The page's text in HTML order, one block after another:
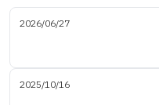
2026/06/27
2025/10/16